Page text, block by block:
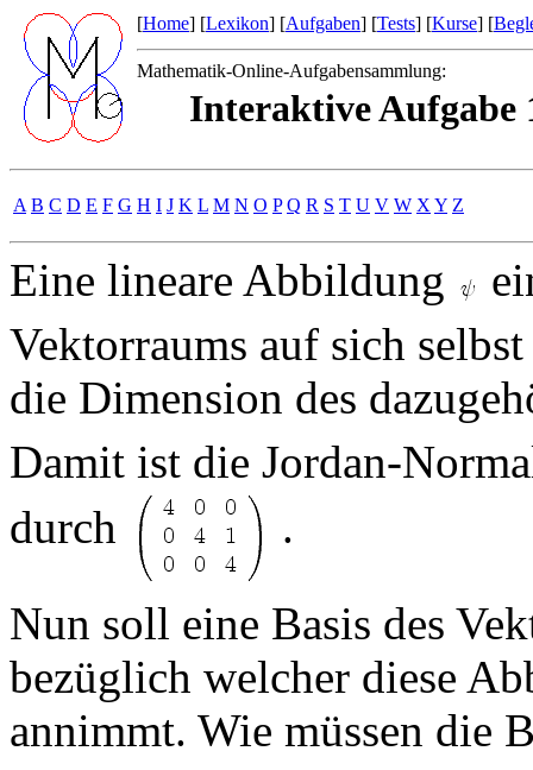
[Home] [Lexikon] [Aufgaben] [Tests] [Kurse] [
Mathematik-Online-Aufgabensammlung:
Interaktive Aufgabe
A B C D E F G H I J K L M N O P Q R S T U V W X Y Z
Eine lineare Abbildung
Vektorraums auf sich
die Dimension des
Damit ist die Jordan-
durch
.
Nun soll eine Basis des
bezüglich welcher diese
annimmt. Wie müssen die